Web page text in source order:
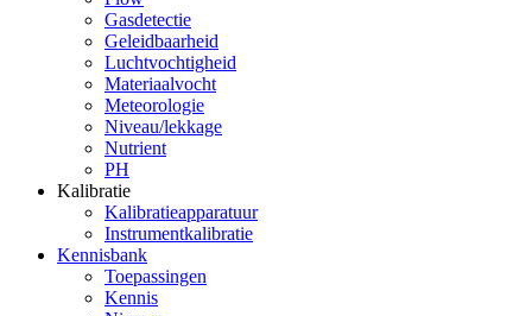
Gasdetectie
Geleidbaarheid
Luchtvochtigheid
Materiaalvocht
Meteorologie
Niveau/lekkage
Nutrient
PH
Kalibratie
Kalibratieapparatuur
Instrumentkalibratie
Kennisbank
Toepassingen
Kennis